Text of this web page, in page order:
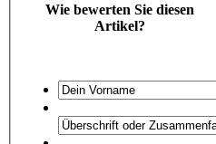
Wie bewerten Sie diesen
Artikel?